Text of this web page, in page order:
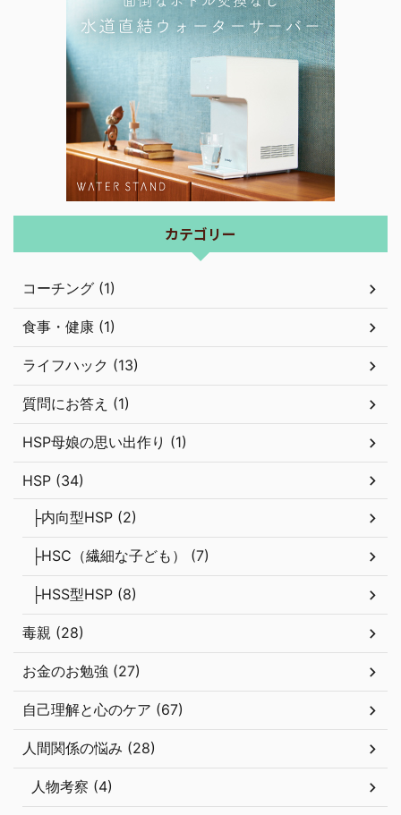
カテゴリー
コーチング (1)
食事・健康 (1)
ライフハック (13)
質問にお答え (1)
HSP母娘の思い出作り (1)
HSP (34)
├内向型HSP (2)
├HSC（繊細な子ども） (7)
├HSS型HSP (8)
毒親 (28)
お金のお勉強 (27)
自己理解と心のケア (67)
人間関係の悩み (28)
人物考察 (4)